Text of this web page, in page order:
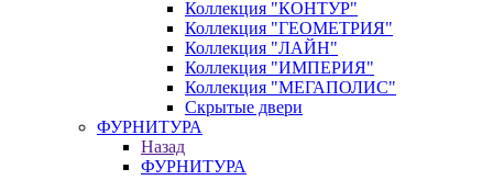
Коллекция "КОНТУР"
Коллекция "ГЕОМЕТРИЯ"
Коллекция "ЛАЙН"
Коллекция "ИМПЕРИЯ"
Коллекция "МЕГАПОЛИС"
Скрытые двери
ФУРНИТУРА
Назад
ФУРНИТУРА